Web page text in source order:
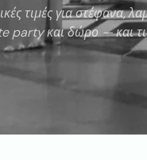
τιμές για στέφανα,
party και δώρο — και τι